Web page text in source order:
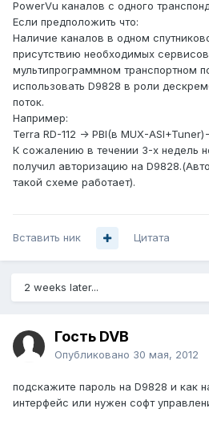
PowerVu каналов c одного
Если предположить что:
Наличие каналов в одном
присутствию необходимых
мультипрограммном транспортном
использовать D9828 в роли
поток.
Например:
Terra RD-112 -> PBI(в MUX-
К сожалению в течении 3-х недель
получил авторизацию на
такой схеме работает).
Вставить ник Цитата
2 weeks later...
Гость DVB
Опубликовано 30 мая, 2012
подскажите пароль на D9828 и как
интерфейс или нужен софт